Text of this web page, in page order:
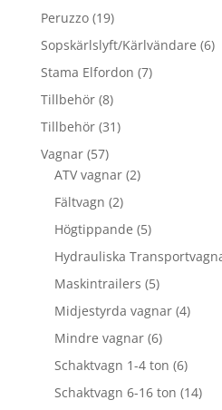
Peruzzo 1919
produkter
Sopskärlslyft/Kärlvändare 66
Stama Elfordon 77
Tillbehör 88
produkter
Tillbehör 3131
Vagnar 5757
produkter
ATV vagnar 22
Fältvagn 22
produkter
Högtippande 55
produkter
Hydrauliska
Maskintrailers 55
produkter
Midjestyrda vagnar 44
Mindre vagnar 66
produkter
Schaktvagn 1-4 ton 66
Schaktvagn 6-16 ton 1414